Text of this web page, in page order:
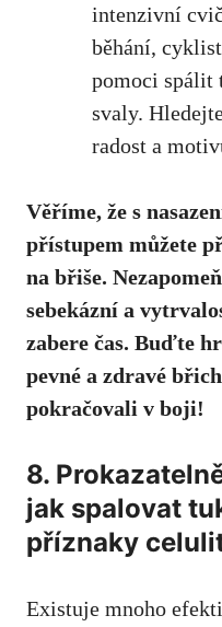
intenzivní
běhání,
pomoci spálit
svaly.
radost a
Věříme, že s
přístupem můžete
na břiše.
sebekázní a
zabere čas. Buďte
pevné a zdravé
pokračovali v boji!
8.
jak spalovat
příznaky
Existuje mnoho